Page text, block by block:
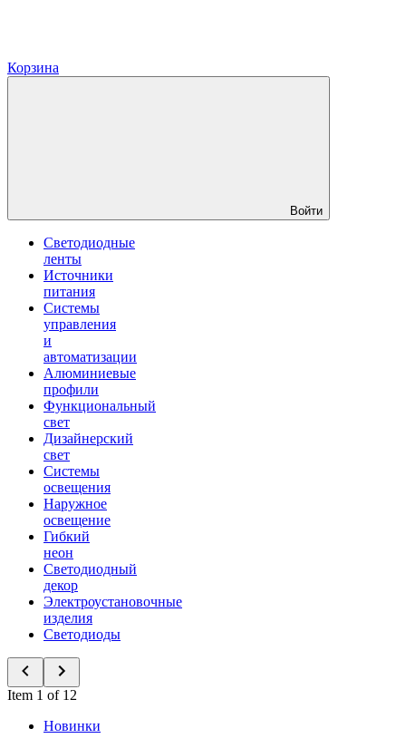
Корзина
Войти
Светодиодные
ленты
Источники
питания
Системы
управления
и
автоматизации
Алюминиевые
профили
Функциональный
свет
Дизайнерский
свет
Системы
освещения
Наружное
освещение
Гибкий
неон
Светодиодный
декор
Электроустановочные
изделия
Светодиоды
Item 1 of 12
Новинки